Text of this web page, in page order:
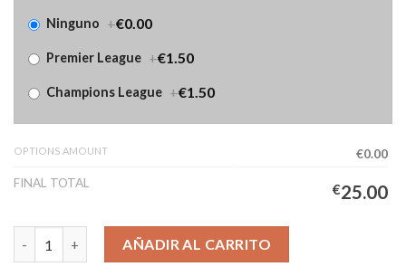
Ninguno +€0.00
Premier League +€1.50
Champions League +€1.50
OPTIONS AMOUNT
€0.00
FINAL TOTAL
€25.00
Camiseta Manchester City Primera Equipación Hombre 2026/
AÑADIR AL CARRITO